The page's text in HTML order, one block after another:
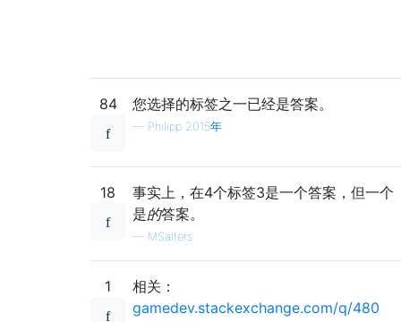
84 您选择的标签之一已经是答案。
— Philipp 2015年
18
事实上，在4个标签3是一个答案，但一个
是的答案。
— MSalters
1
相关：
gamedev.stackexchange.com/q/480